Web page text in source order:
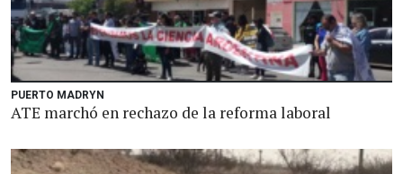
PUERTO MADRYN
ATE marchó en rechazo de la reforma laboral